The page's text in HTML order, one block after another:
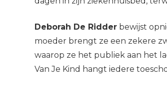
Deborah De Ridderbewijst
moeder brengt ze een zekere
waarop ze het publiek aan het
Van Je Kind hangt iedere